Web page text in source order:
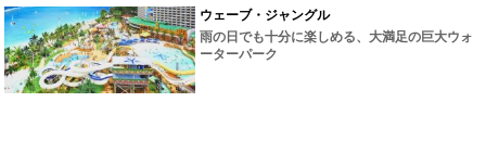
ウェーブ・ジャングル
雨の日でも十分に楽しめる、大満足の巨大ウォ
ーターパーク